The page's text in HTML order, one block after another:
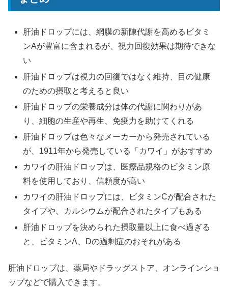
肝油ドロップには、網膜の新陳代謝を高めるビタミ
ンAが豊富に含まれるが、視力回復効果は期待できな
い
肝油ドロップは視力の回復ではなく維持、目の健康
のための摂取と考えると良い
肝油ドロップの栄養成分は体の代謝に関わりがあ
り、細胞の生産や再生、免疫力を助けてくれる
肝油ドロップは色々なメーカーから発売されている
が、1911年から発売している「カワイ」がおすすめ
カワイの肝油ドロップは、医療品規格のビタミン原
料を使用しており、信頼度が高い
カワイの肝油ドロップには、ビタミンCが配合された
タイプや、カルシウムが配合されたタイプもある
肝油ドロップを決められた摂取量以上に食べ過ぎる
と、ビタミンA、Dの過剰症のおそれがある
肝油ドロップは、薬局やドラッグストア、オンラインショ
ップなどで購入できます。